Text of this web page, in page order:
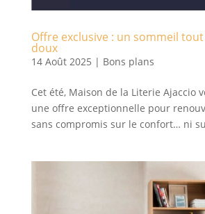
Offre exclusive : un sommeil
doux
14 Août 2025 | Bons plans
Cet été, Maison de la Literie Ajaccio
une offre exceptionnelle pour
sans compromis sur le confort… ni